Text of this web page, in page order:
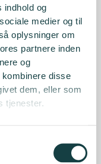
indhold og
medier og til
oplysninger om
partnere inden
og
disse
dem, eller som
tjenester.